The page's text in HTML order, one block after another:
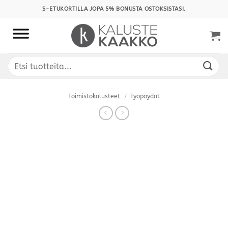
content
S-ETUKORTILLA JOPA 5% BONUSTA OSTOKSISTASI.
Etsi:
Toimistokalusteet / Työpöydät